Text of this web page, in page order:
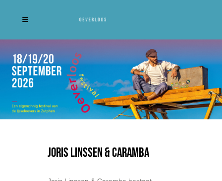
Joris Linssen & Caramba